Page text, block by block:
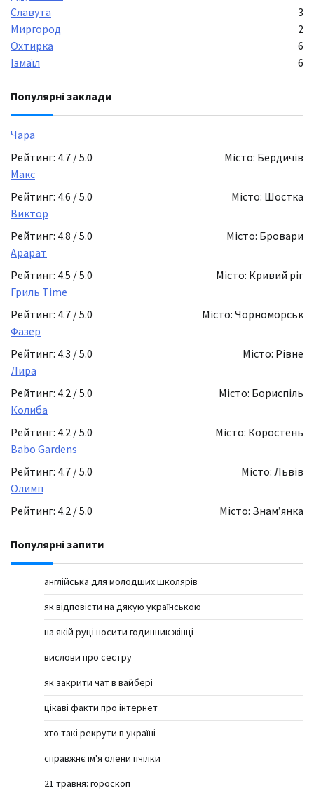
Славута
3
Миргород
2
Охтирка
6
Ізмаїл
6
Популярні заклади
Чара
Рейтинг: 4.7 / 5.0
Місто: Бердичів
Макс
Рейтинг: 4.6 / 5.0
Місто: Шостка
Виктор
Рейтинг: 4.8 / 5.0
Місто: Бровари
Арарат
Рейтинг: 4.5 / 5.0
Місто: Кривий ріг
Гриль Time
Рейтинг: 4.7 / 5.0
Місто: Чорноморськ
Фазер
Рейтинг: 4.3 / 5.0
Місто: Рівне
Лира
Рейтинг: 4.2 / 5.0
Місто: Бориспіль
Колиба
Рейтинг: 4.2 / 5.0
Місто: Коростень
Babo Gardens
Рейтинг: 4.7 / 5.0
Місто: Львів
Олимп
Рейтинг: 4.2 / 5.0
Місто: Знамʼянка
Популярні запити
англійська для молодших школярів
як відповісти на дякую українською
на якій руці носити годинник жінці
вислови про сестру
як закрити чат в вайбері
цікаві факти про інтернет
хто такі рекрути в україні
справжнє ім'я олени пчілки
21 травня: гороскоп